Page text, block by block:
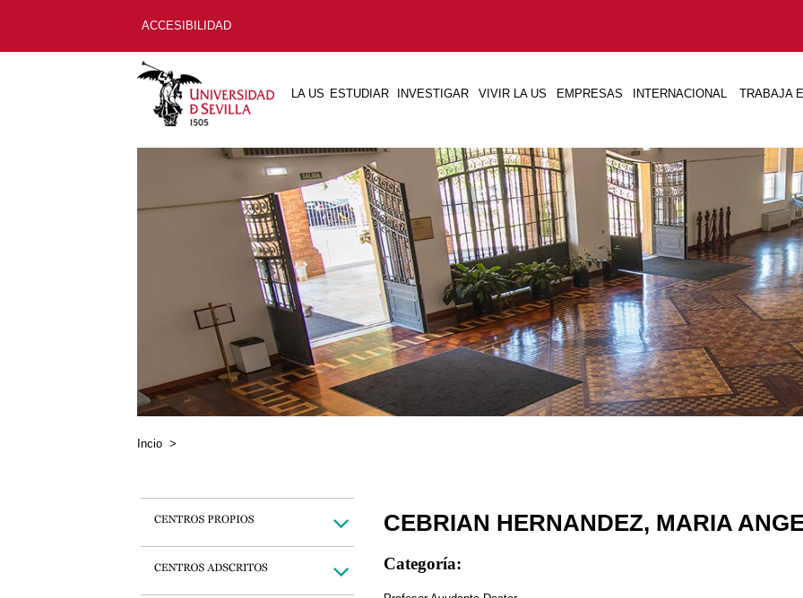
ACCESIBILIDAD
LA US ESTUDIAR INVESTIGAR VIVIR LA US EMPRESAS INTERNACIONAL TRABAJA
Incio >
CEBRIAN HERNANDEZ, MARIA
Categoría: